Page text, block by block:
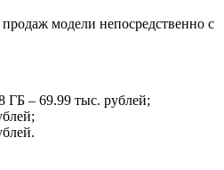
модели непосредственно с
ГБ – 69.99 тыс. рублей;